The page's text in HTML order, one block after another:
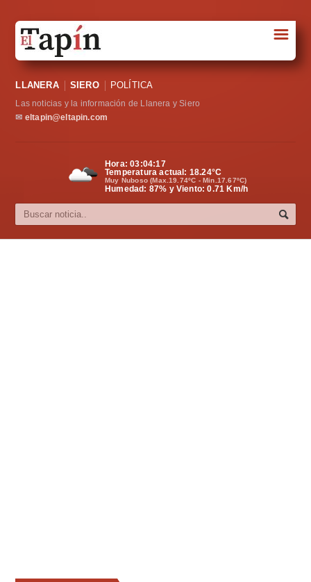
Sociedad
Política
Cultura
☰
LLANERA SIERO POLÍTICA
Las noticias y la información de Llanera y Siero
✉ eltapin@eltapin.com
Hora:03:04:18
Temperatura actual: 18.24°C
Muy Nuboso (Max.19.74ºC - Min.17.67ºC)
Humedad: 87% y Viento: 0.71 Km/h